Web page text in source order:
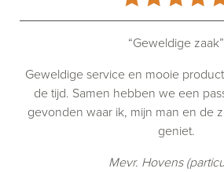
“Geweldige zaak”
Geweldige service en mooie
de tijd. Samen hebben we een
gevonden waar ik, mijn man en de
geniet.
Mevr. Hovens